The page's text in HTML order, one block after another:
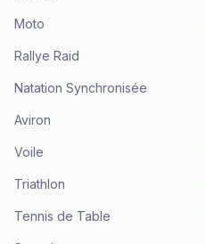
Moto
Rallye Raid
Natation Synchronisée
Aviron
Voile
Triathlon
Tennis de Table